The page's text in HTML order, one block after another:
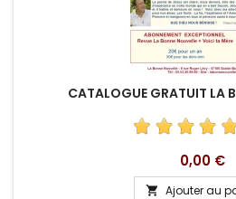
CATALOGUE GRATUIT LA
Prix
0,00 €
 Ajouter au